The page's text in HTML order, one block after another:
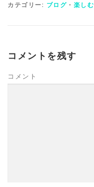
カテゴリー: ブログ ・ 楽しむ
コメントを残す
コメント